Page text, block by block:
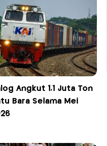
Angkut 1,1 Juta Ton
Bara Selama Mei